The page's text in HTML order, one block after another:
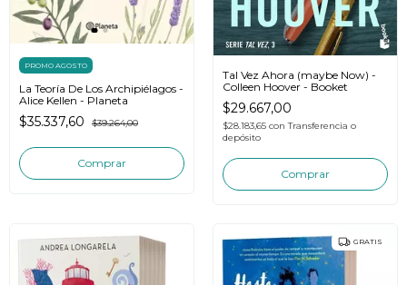
PROMO AGOSTO
La Teoría De Los Archipiélagos -
Alice Kellen - Planeta
$35.337,60 $39.264,00
Tal Vez Ahora (maybe Now) -
Colleen Hoover - Booket
$29.667,00
$28.183,65 con Transferencia o
depósito
GRATIS